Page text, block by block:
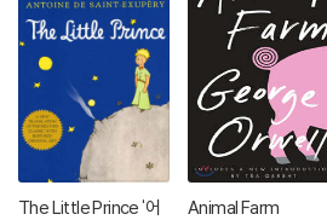
The Little Prince '어
Animal Farm